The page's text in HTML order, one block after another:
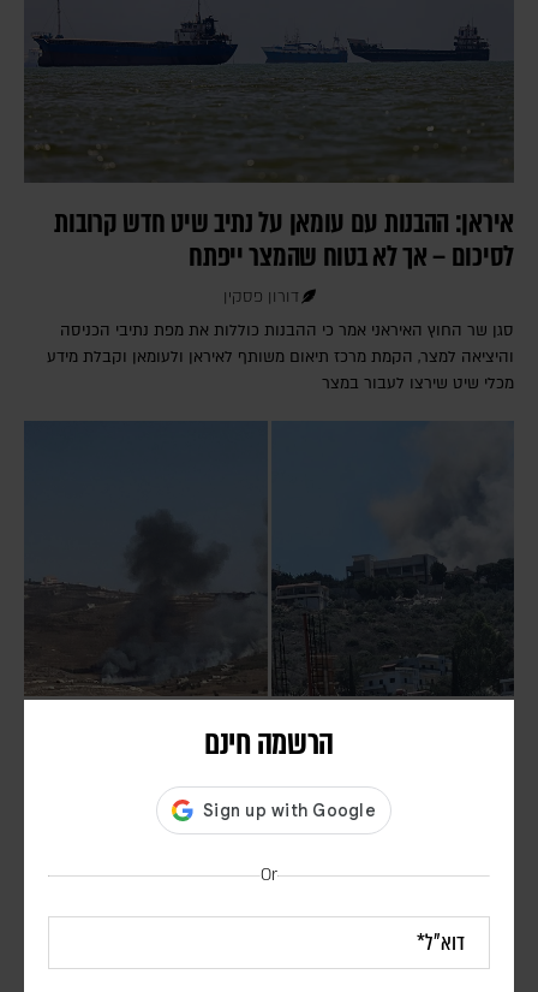
הרשמה חינם
Or
איראן: ההבנות עם עומאן על נתיב שיט חדש קרובות
לסיכום – אך לא בטוח שהמצר ייפתח
דורון פסקין
סגן שר החוץ האיראני אמר כי ההבנות כוללות את מפת נתיבי הכניסה
והיציאה למצר, הקמת מרכז תיאום משותף לאיראן ולעומאן וקבלת מידע
מכלי שיט שירצו לעבור במצר
חיזבאללה הפר את הפסקת האש; צה"ל תקף בדרום
אורן שלום
הטרור חיזבאללה". סוכנות הידיעות הלבנונית NNA דיווחה על הרוג ו-11